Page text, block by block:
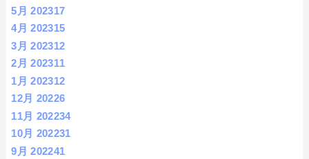
5月 202317
4月 202315
3月 202312
2月 202311
1月 202312
12月 20226
11月 202234
10月 202231
9月 202241